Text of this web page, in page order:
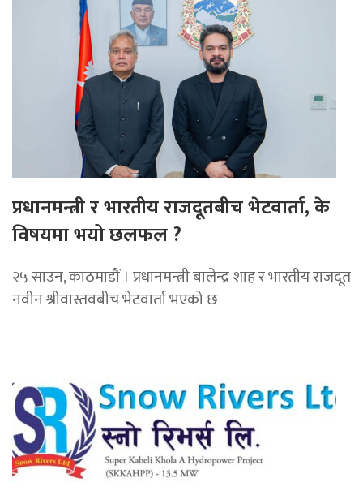
प्रधानमन्त्री र भारतीय राजदूतबीच भेटवार्ता, के
विषयमा भयो छलफल ?
२५ साउन, काठमाडौं । प्रधानमन्त्री बालेन्द्र शाह र भारतीय राजदूत
नवीन श्रीवास्तवबीच भेटवार्ता भएको छ